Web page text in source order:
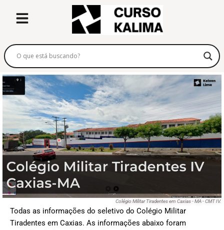
Colégio Militar Tiradentes em Caxias - MA - CMT IV.
Todas as informações do seletivo do Colégio Militar
Tiradentes em Caxias. As informações abaixo foram